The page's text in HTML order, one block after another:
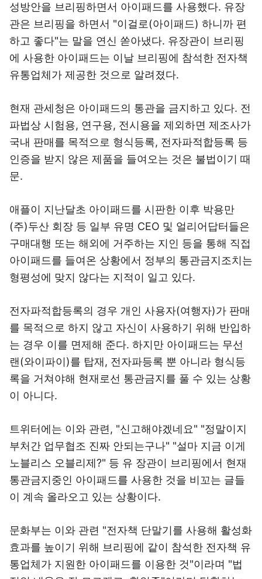
성방안을 브리핑하면서 아이패드를 사용했다. 유장
관은 브리핑을 하면서 "이걸로(아이패드) 하니까 편
하고 좋다"는 말을 연신 쏟아냈다. 유장관이 브리핑
에 사용한 아이패드는 이날 브리핑에 참석한 전자책
유통업체가 제공한 것으로 알려졌다.
현재 관세청은 아이패드의 통관을 금지하고 있다. 전
파법상 시험용, 연구용, 전시용을 제외하면 제조사가
국내 판매를 목적으로 형식등록, 전자파적합등록 등
인증을 받지 않은 제품을 들여오는 것은 불법이기 때
문.
애플이 지난달초 아이패드를 시판한 이후 박용만
(주)두산 회장 등 일부 유명 CEO 및 얼리어답터들은
구매대행 또는 해외에 거주하는 지인 등을 통해 직접
아이패드를 들여온 상황에서 정부의 통관금지조치는
형평성에 맞지 않다는 지적이 일고 있다.
전자파적합등록의 경우 개인 사용자(여행자)가 판매
를 목적으로 하지 않고 자신이 사용하기 위해 반입하
는 경우 이를 면제해 준다. 하지만 아이패드는 무선
랜(와이파이)를 탑재, 전자파등록 뿐 아니라 형식등
록을 거쳐야해 현재로선 통관금지를 풀 수 있는 상황
이 아니다.
트위터에는 이와 관련, "신고해야겠네요" "정말이지
부처간 업무협조 진짜 안되는구나" "설마 지금 이게
노블리스 오블리제?" 등 유 장관이 브리핑에서 현재
통관금지중인 아이패드를 사용한 것을 비꼬는 글들
이 계속 올라오고 있는 상황이다.
문화부는 이와 관련 "전자책 단말기를 사용해 활성화
효과를 높이기 위해 브리핑에 같이 참석한 전자책 유
통업체가 지원한 아이패드를 이용한 것"이라며 "법